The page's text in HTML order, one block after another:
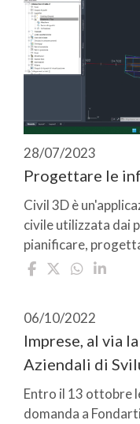
28/07/2023
Progettare le
Civil 3D è
civile utilizzata dai
pianificare,
06/10/2022
Imprese, al via
Aziendali di
Entro il 13 ottobre
domanda a